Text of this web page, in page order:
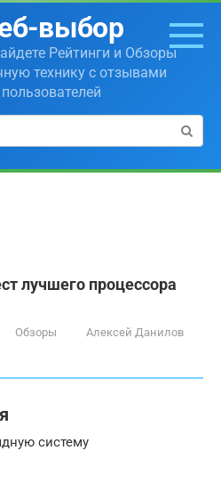
выбор
Рейтинги и Обзоры
технику с отзывами
пользователей
лучшего процессора
Обзоры Алексей Данилов
систему